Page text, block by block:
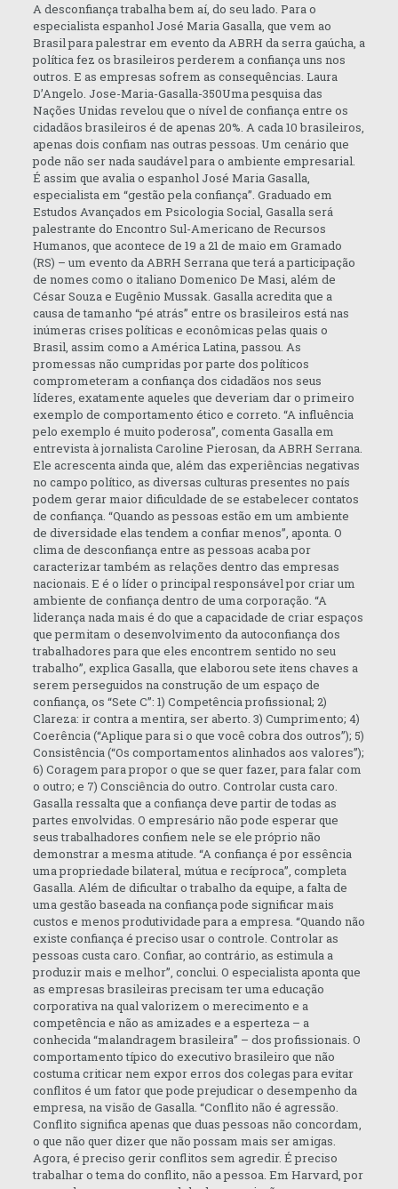
A desconfiança trabalha bem aí, do seu lado. Para o
especialista espanhol José Maria Gasalla, que vem ao
Brasil para palestrar em evento da ABRH da serra gaúcha, a
política fez os brasileiros perderem a confiança uns nos
outros. E as empresas sofrem as consequências. Laura
D’Angelo. Jose-Maria-Gasalla-350Uma pesquisa das
Nações Unidas revelou que o nível de confiança entre os
cidadãos brasileiros é de apenas 20%. A cada 10 brasileiros,
apenas dois confiam nas outras pessoas. Um cenário que
pode não ser nada saudável para o ambiente empresarial.
É assim que avalia o espanhol José Maria Gasalla,
especialista em “gestão pela confiança”. Graduado em
Estudos Avançados em Psicologia Social, Gasalla será
palestrante do Encontro Sul-Americano de Recursos
Humanos, que acontece de 19 a 21 de maio em Gramado
(RS) – um evento da ABRH Serrana que terá a participação
de nomes como o italiano Domenico De Masi, além de
César Souza e Eugênio Mussak. Gasalla acredita que a
causa de tamanho “pé atrás” entre os brasileiros está nas
inúmeras crises políticas e econômicas pelas quais o
Brasil, assim como a América Latina, passou. As
promessas não cumpridas por parte dos políticos
comprometeram a confiança dos cidadãos nos seus
líderes, exatamente aqueles que deveriam dar o primeiro
exemplo de comportamento ético e correto. “A influência
pelo exemplo é muito poderosa”, comenta Gasalla em
entrevista à jornalista Caroline Pierosan, da ABRH Serrana.
Ele acrescenta ainda que, além das experiências negativas
no campo político, as diversas culturas presentes no país
podem gerar maior dificuldade de se estabelecer contatos
de confiança. “Quando as pessoas estão em um ambiente
de diversidade elas tendem a confiar menos”, aponta. O
clima de desconfiança entre as pessoas acaba por
caracterizar também as relações dentro das empresas
nacionais. E é o líder o principal responsável por criar um
ambiente de confiança dentro de uma corporação. “A
liderança nada mais é do que a capacidade de criar espaços
que permitam o desenvolvimento da autoconfiança dos
trabalhadores para que eles encontrem sentido no seu
trabalho”, explica Gasalla, que elaborou sete itens chaves a
serem perseguidos na construção de um espaço de
confiança, os “Sete C”: 1) Competência profissional; 2)
Clareza: ir contra a mentira, ser aberto. 3) Cumprimento; 4)
Coerência (“Aplique para si o que você cobra dos outros”); 5)
Consistência (“Os comportamentos alinhados aos valores”);
6) Coragem para propor o que se quer fazer, para falar com
o outro; e 7) Consciência do outro. Controlar custa caro.
Gasalla ressalta que a confiança deve partir de todas as
partes envolvidas. O empresário não pode esperar que
seus trabalhadores confiem nele se ele próprio não
demonstrar a mesma atitude. “A confiança é por essência
uma propriedade bilateral, mútua e recíproca”, completa
Gasalla. Além de dificultar o trabalho da equipe, a falta de
uma gestão baseada na confiança pode significar mais
custos e menos produtividade para a empresa. “Quando não
existe confiança é preciso usar o controle. Controlar as
pessoas custa caro. Confiar, ao contrário, as estimula a
produzir mais e melhor”, conclui. O especialista aponta que
as empresas brasileiras precisam ter uma educação
corporativa na qual valorizem o merecimento e a
competência e não as amizades e a esperteza – a
conhecida “malandragem brasileira” – dos profissionais. O
comportamento típico do executivo brasileiro que não
costuma criticar nem expor erros dos colegas para evitar
conflitos é um fator que pode prejudicar o desempenho da
empresa, na visão de Gasalla. “Conflito não é agressão.
Conflito significa apenas que duas pessoas não concordam,
o que não quer dizer que não possam mais ser amigas.
Agora, é preciso gerir conflitos sem agredir. É preciso
trabalhar o tema do conflito, não a pessoa. Em Harvard, por